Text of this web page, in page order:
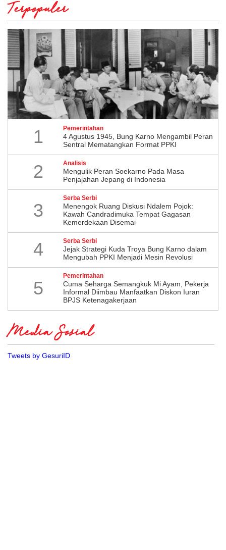
Terpopuler
1 Pemerintahan
4 Agustus 1945, Bung Karno Mengambil Peran
Sentral Mematangkan Format PPKI
2 Analisis
Mengulik Peran Soekarno Pada Masa
Penjajahan Jepang di Indonesia
3
Serba Serbi
Menengok Ruang Diskusi Ndalem Pojok:
Kawah Candradimuka Tempat Gagasan
Kemerdekaan Disemai
4 Serba Serbi
Jejak Strategi Kuda Troya Bung Karno dalam
Mengubah PPKI Menjadi Mesin Revolusi
5
Pemerintahan
Cuma Seharga Semangkuk Mi Ayam, Pekerja
Informal Diimbau Manfaatkan Diskon Iuran
BPJS Ketenagakerjaan
Media Sosial
Tweets by GesuriID